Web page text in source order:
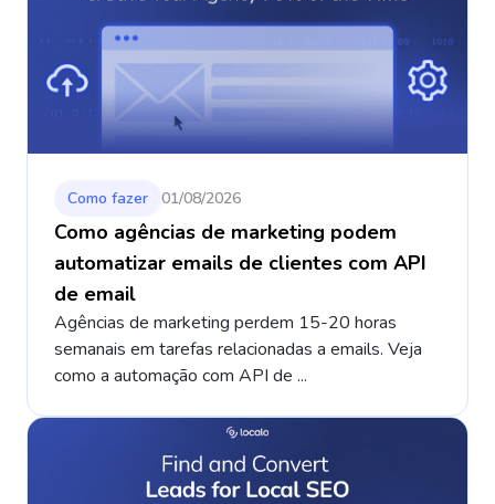
Como fazer 01/08/2026
Como agências de marketing podem
automatizar emails de clientes com API
de email
Agências de marketing perdem 15-20 horas
semanais em tarefas relacionadas a emails. Veja
como a automação com API de ...